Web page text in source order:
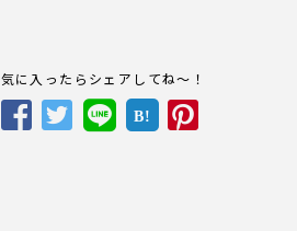
気に入ったらシェアしてね～！
B!